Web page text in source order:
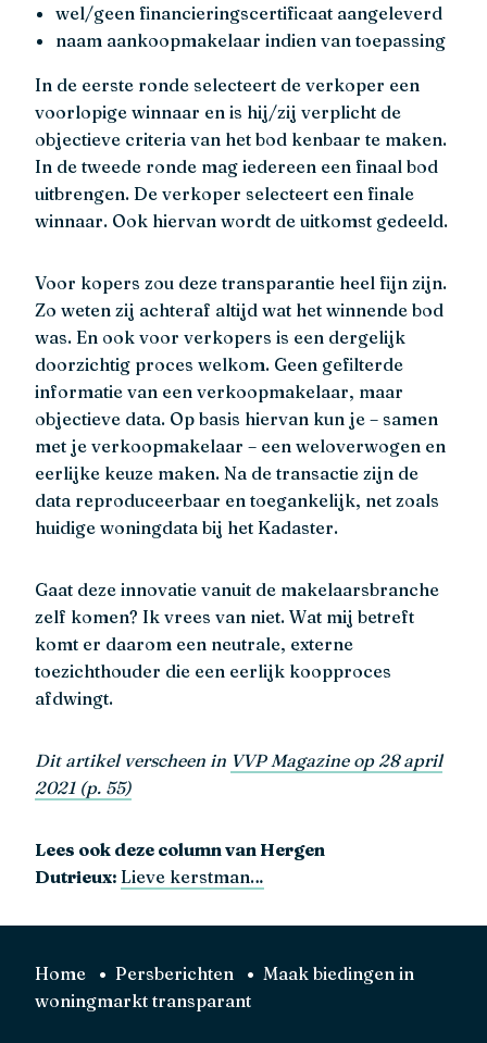
wel/geen financieringscertificaat aangeleverd
naam aankoopmakelaar indien van toepassing
In de eerste ronde selecteert de verkoper een
voorlopige winnaar en is hij/zij verplicht de
objectieve criteria van het bod kenbaar te maken.
In de tweede ronde mag iedereen een finaal bod
uitbrengen. De verkoper selecteert een finale
winnaar. Ook hiervan wordt de uitkomst gedeeld.
Voor kopers zou deze transparantie heel fijn zijn.
Zo weten zij achteraf altijd wat het winnende bod
was. En ook voor verkopers is een dergelijk
doorzichtig proces welkom. Geen gefilterde
informatie van een verkoopmakelaar, maar
objectieve data. Op basis hiervan kun je – samen
met je verkoopmakelaar – een weloverwogen en
eerlijke keuze maken. Na de transactie zijn de
data reproduceerbaar en toegankelijk, net zoals
huidige woningdata bij het Kadaster.
Gaat deze innovatie vanuit de makelaarsbranche
zelf komen? Ik vrees van niet. Wat mij betreft
komt er daarom een neutrale, externe
toezichthouder die een eerlijk koopproces
afdwingt.
Dit artikel verscheen in VVP Magazine op 28 april
2021 (p. 55)
Lees ook deze column van Hergen
Dutrieux: Lieve kerstman…
Home Persberichten
Maak biedingen in
woningmarkt transparant